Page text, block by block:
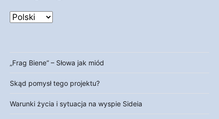
„Frag Biene“ – Słowa jak miód
Skąd pomysł tego projektu?
Warunki życia i sytuacja na wyspie Sideia